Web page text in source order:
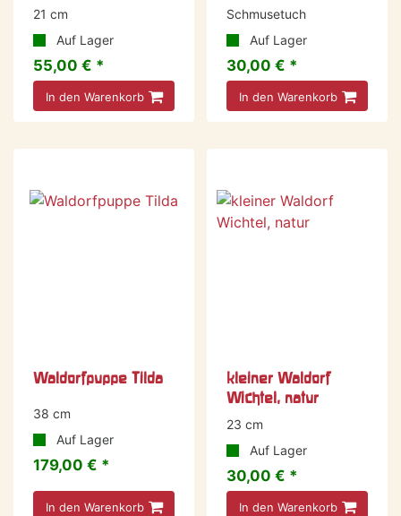
21 cm
Auf Lager
55,00 € *
In den Warenkorb
Schmusetuch
Auf Lager
30,00 € *
In den Warenkorb
Waldorfpuppe Tilda
38 cm
Auf Lager
179,00 € *
In den Warenkorb
kleiner Waldorf
Wichtel, natur
23 cm
Auf Lager
30,00 € *
In den Warenkorb